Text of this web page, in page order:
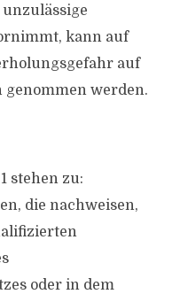
unzulässige
kann auf
auf
werden.
stehen zu:
die nachweisen,
oder in dem